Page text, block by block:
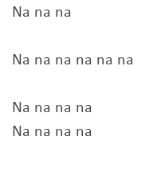
Na na na
Na na na na na na
Na na na na
Na na na na